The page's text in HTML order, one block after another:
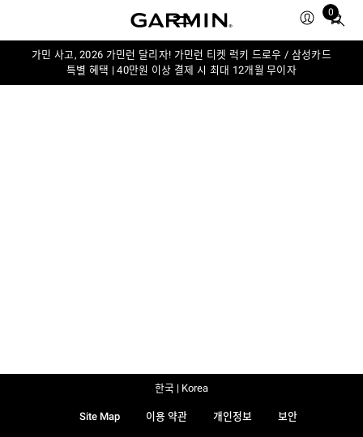
0
Total
in
가민 사고, 2026 가민런 달리자! 가민런 티켓 럭키 드로우 / 삼성카드
특별 혜택 | 40만원 이상 결제 시 최대 12개월 무이자
Site Map 이용 약관 개인정보 보안
한국 | Korea